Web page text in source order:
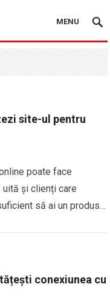
MENU
site-ul pentru
poate face
și clienți care
să ai un produs…
conexiunea cu